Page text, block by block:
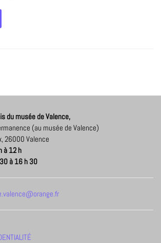
du musée de Valence,
(au musée de Valence)
26000 Valence
à 12 h
à 16 h 30